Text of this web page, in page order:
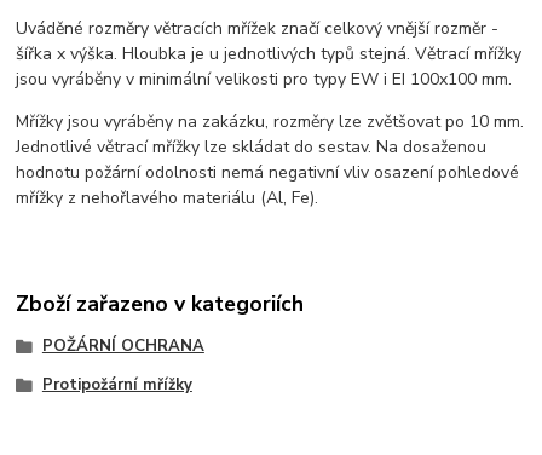
Uváděné rozměry větracích mřížek značí celkový vnější rozměr -
šířka x výška. Hloubka je u jednotlivých typů stejná. Větrací mřížky
jsou vyráběny v minimální velikosti pro typy EW i EI 100x100 mm.
Mřížky jsou vyráběny na zakázku, rozměry lze zvětšovat po 10 mm.
Jednotlivé větrací mřížky lze skládat do sestav. Na dosaženou
hodnotu požární odolnosti nemá negativní vliv osazení pohledové
mřížky z nehořlavého materiálu (Al, Fe).
Zboží zařazeno v kategoriích
POŽÁRNÍ OCHRANA
Protipožární mřížky